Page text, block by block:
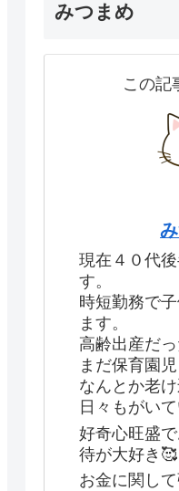
みつまめ
この記
現在４０代
す。
時短勤務で
ます。
高齢出産だ
まだ保育園児
なんとか老け
日々もがい
好奇心旺盛
待が大好き🥰
お金に関し